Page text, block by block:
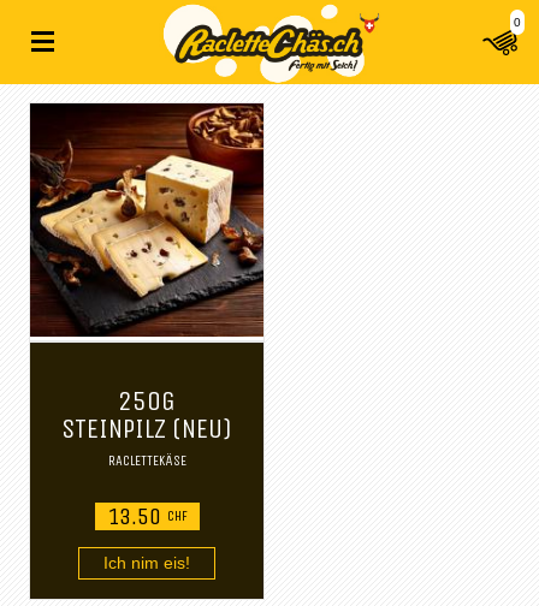
0
250G
STEINPILZ (NEU)
RACLETTEKÄSE
13.50 CHF
Ich nim eis!